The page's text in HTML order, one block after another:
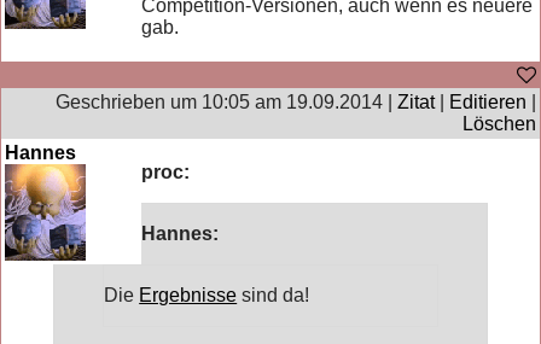
Competition-Versionen, auch wenn es neuere
gab.
Geschrieben um 10:05 am 19.09.2014 | Zitat| Editieren
Löschen
Hannes
proc:
Hannes:
Die Ergebnisse sind da!